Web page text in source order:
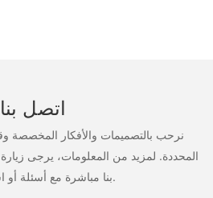
اتصل بنا
نرحب بالتصميمات والأفكار المخصصة
المحددة. لمزيد من المعلومات، يرجى زيارة
بنا مباشرة مع أسئلة أو استفسارات.